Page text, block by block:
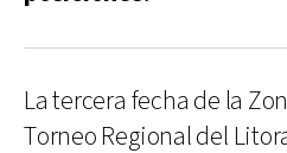
La tercera fecha de la
Torneo Regional del